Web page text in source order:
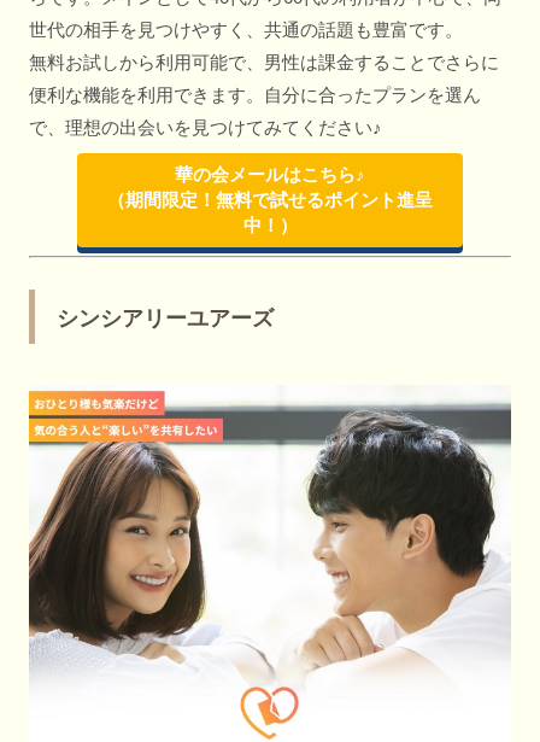
世代の相手を見つけやすく、共通の話題も豊富です。
無料お試しから利用可能で、男性は課金することでさらに
便利な機能を利用できます。自分に合ったプランを選ん
で、理想の出会いを見つけてみてください♪
華の会メールはこちら♪
（期間限定！無料で試せるポイント進呈
中！）
シンシアリーユアーズ